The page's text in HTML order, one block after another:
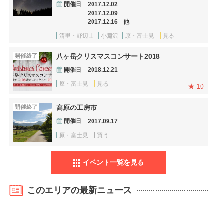
開催日
2017.12.02
2017.12.09
2017.12.16 他
清里・野辺山 小淵沢 原・富士見 見る
開催終了 八ヶ岳クリスマスコンサート2018
開催日 2018.12.21
原・富士見 見る 10
開催終了 高原の工房市
開催日 2017.09.17
原・富士見 買う
イベント一覧を見る
このエリアの最新ニュース